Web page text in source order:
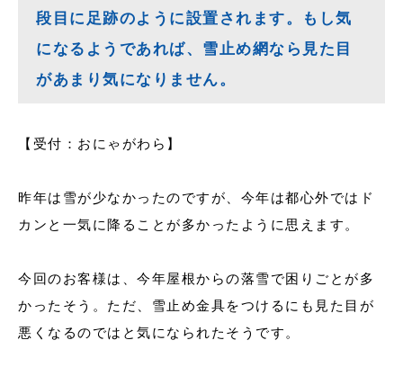
段目に足跡のように設置されます。もし気
になるようであれば、雪止め網なら見た目
があまり気になりません。
【受付：おにゃがわら】
昨年は雪が少なかったのですが、今年は都心外ではド
カンと一気に降ることが多かったように思えます。
今回のお客様は、今年屋根からの落雪で困りごとが多
かったそう。ただ、雪止め金具をつけるにも見た目が
悪くなるのではと気になられたそうです。